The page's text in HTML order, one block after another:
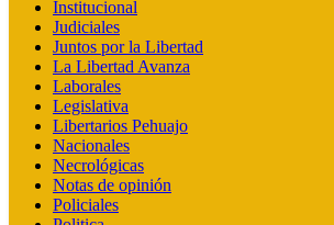
Institucional
Judiciales
Juntos por la Libertad
La Libertad Avanza
Laborales
Legislativa
Libertarios Pehuajo
Nacionales
Necrológicas
Notas de opinión
Policiales